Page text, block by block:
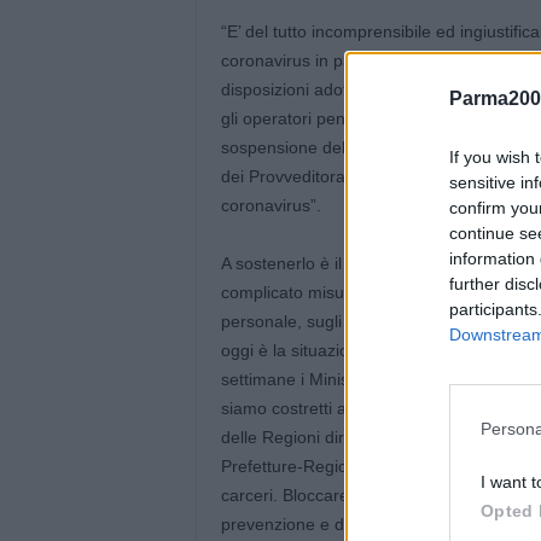
If you wish
sensitive
confirm
continue
information
further
I want
Opted
“E’ del tutto incomprensibile ed
coronavirus in particolare in Lombardia,
disposizioni adottate per gli istituti
gli operatori penitenziari residenti o
sospensione delle traduzioni dei detenuti
dei Provveditorati di Torino, Milano,
coronavirus”.
A sostenerlo è il segretario generale del
complicato misurarsi la febbre per
personale, sugli avvocati, sui parenti
oggi è la situazione reale che non
settimane i Ministri della Salute
siamo costretti ad alzare il tono della
delle Regioni direttamente coinvolte
Prefetture-Regioni-Provveditorati-
carceri. Bloccare ogni contatto con
prevenzione e di comunicazione.